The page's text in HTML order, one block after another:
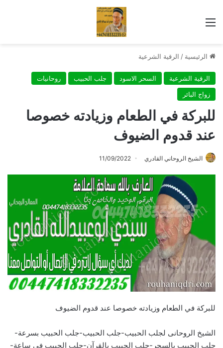
القائمة
الرئيسية / الرقية الشرعية
الرقية الشرعية السحر الاسود جلب الحبيب
روحانيات
زواج البائر
للبركة في الطعام وزيادته خصوصا
عند قدوم الضيوف
الشيخ الروحاني القادري 11/09/2022
للبركة في الطعام وزيادته خصوصا عند قدوم الضيوف
الشيخ الروحانى لجلب الحبيب-جلب الحبيب-جلب الحبيب بسرعة-
جلب الحبيب بالسحر-جلب الحبيب بالقرآن-جلب الحبيب في ساعة-